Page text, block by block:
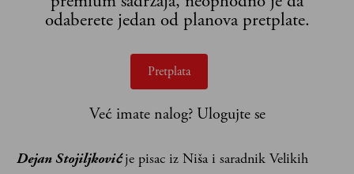
odaberete jedan od planova pretplate.
Pretplata
Već imate nalog? Ulogujte se
Dejan Stojiljkovićje pisac iz Niša i saradnik Velikih